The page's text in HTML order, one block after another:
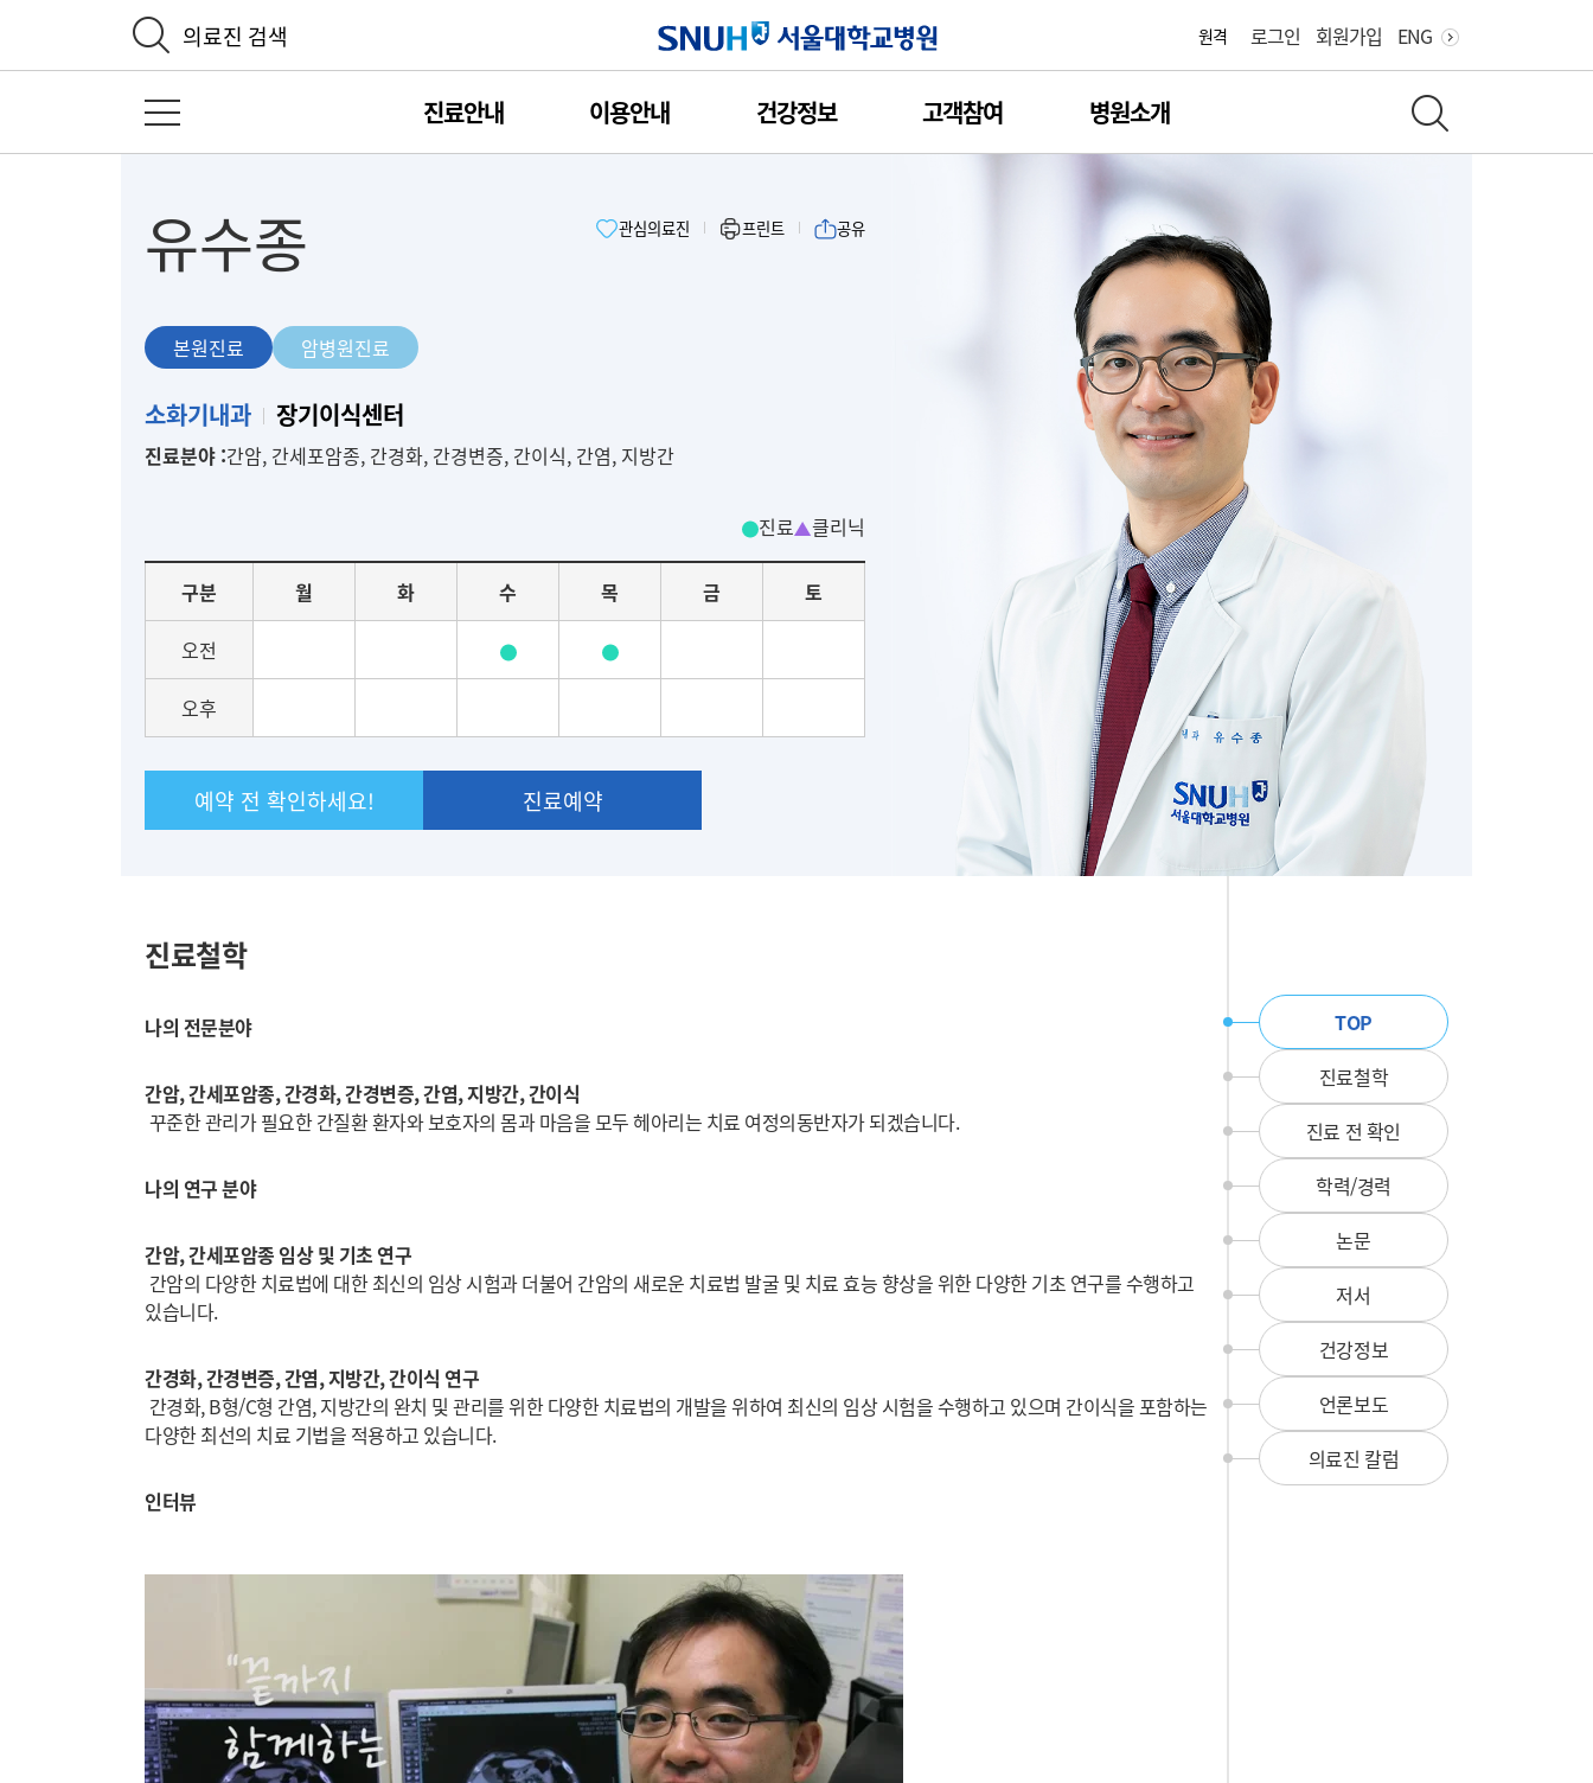
원격 로그인 회원가입 ENG
의료진 검색
진료안내 이용안내 건강정보 고객참여 병원소개
유수종 관심의료진 프린트 공유
본원진료 암병원진료
본
진
소화기내과 장기이식센터
진료분야 :간암, 간세포암종, 간경화, 간경변증, 간이식, 간염, 지방간
진료
클리닉
별
료
정
구분 월 화 수 목 금 토
오전
오후
예약 전 확인하세요! 진료예약
진료철학
나의 전문분야
간암, 간세포암종, 간경화, 간경변증, 간염, 지방간, 간이식
꾸준한 관리가 필요한 간질환 환자와 보호자의 몸과 마음을 모두 헤아리는 치료 여정의동반자가 되겠습니다.
나의 연구 분야
간암, 간세포암종 임상 및 기초 연구
간암의 다양한 치료법에 대한 최신의 임상 시험과 더불어 간암의 새로운 치료법 발굴 및 치료 효능 향상을 위한 다양한 기초 연구를 수행하고
있습니다.
간경화, 간경변증, 간염, 지방간, 간이식 연구
간경화, B형/C형 간염, 지방간의 완치 및 관리를 위한 다양한 치료법의 개발을 위하여 최신의 임상 시험을 수행하고 있으며 간이식을 포함하는
다양한 최선의 치료 기법을 적용하고 있습니다.
인터뷰
뉴
TOP
진료철학
진료 전 확인
학력/경력
논문
저서
건강정보
언론보도
의료진 칼럼